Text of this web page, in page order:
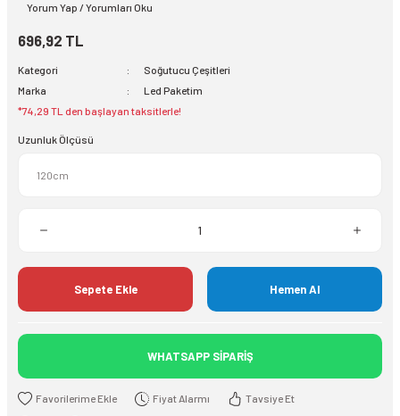
Yorum Yap / Yorumları Oku
696,92 TL
Kategori
Soğutucu Çeşitleri
Marka
Led Paketim
*74,29 TL den başlayan taksitlerle!
Uzunluk Ölçüsü
Sepete Ekle Hemen Al
WHATSAPP SİPARİŞ
Fiyat Alarmı Tavsiye Et